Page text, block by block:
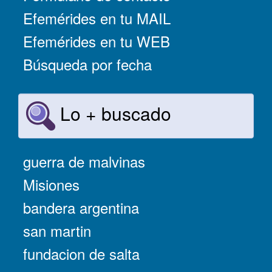
Efemérides en tu MAIL
Efemérides en tu WEB
Búsqueda por fecha
Lo + buscado
guerra de malvinas
Misiones
bandera argentina
san martin
fundacion de salta